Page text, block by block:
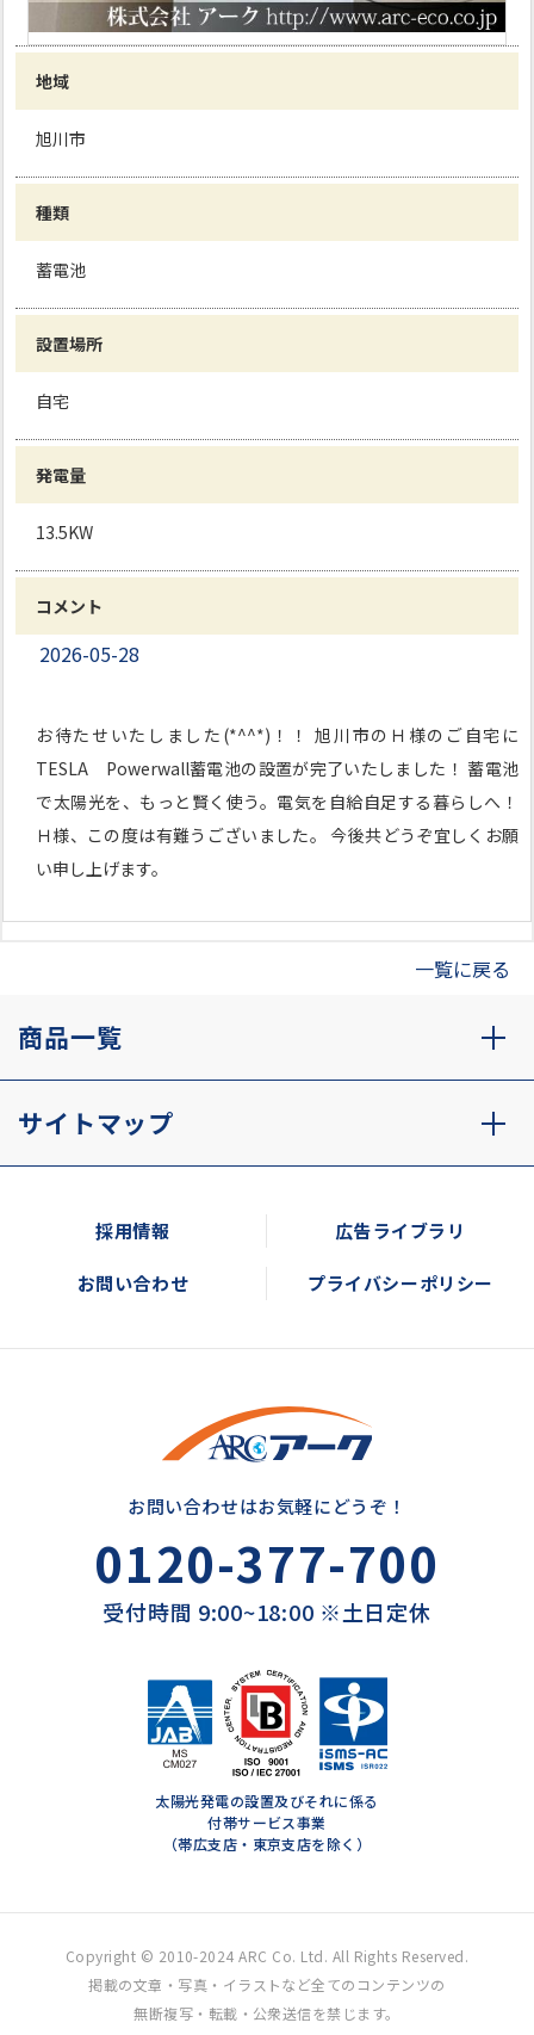
地域
旭川市
種類
蓄電池
設置場所
自宅
発電量
13.5KW
コメント
2026-05-28
お待たせいたしました(*^^*)！！ 旭川市のＨ様のご自宅に
TESLA Powerwall蓄電池の設置が完了いたしました！ 蓄電池
で太陽光を、もっと賢く使う。電気を自給自足する暮らしへ！
Ｈ様、この度は有難うございました。 今後共どうぞ宜しくお願
い申し上げます。
一覧に戻る
商品一覧
サイトマップ
採用情報 広告ライブラリ
お問い合わせ プライバシーポリシー
お問い合わせはお気軽にどうぞ！
0120-377-700
受付時間 9:00~18:00 ※土日定休
太陽光発電の設置及びそれに係る
付帯サービス事業
（帯広支店・東京支店を除く）
Copyright © 2010-2024 ARC Co. Ltd. All Rights Reserved.
掲載の文章・写真・イラストなど全てのコンテンツの
無断複写・転載・公衆送信を禁じます。